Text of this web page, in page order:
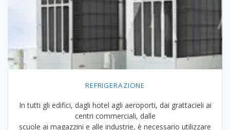
REFRIGERAZIONE
In tutti gli edifici, dagli hotel agli aeroporti, dai grattacieli ai
centri commerciali, dalle
scuole ai magazzini e alle industrie, è necessario utilizzare